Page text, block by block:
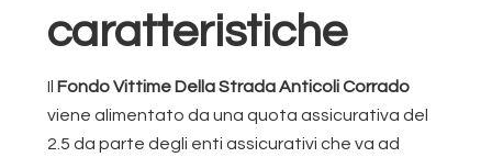
caratteristiche
Il Fondo Vittime Della Strada Anticoli Corrado
viene alimentato da una quota assicurativa del
2.5 da parte degli enti assicurativi che va ad